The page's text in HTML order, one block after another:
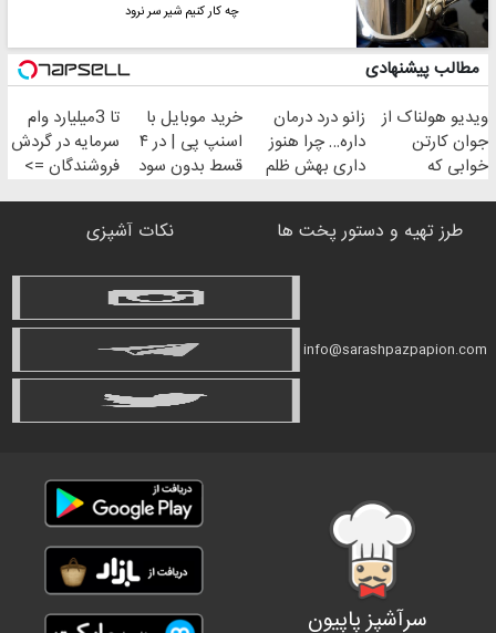
چه کار کنیم شیر سر نرود
مطالب پیشنهادی
ویدیو هولناک از
جوان کارتن
خوابی که
زانو درد درمان
داره… چرا هنوز
داری بهش ظلم
خرید موبایل با
اسنپ پی | در ۴
قسط بدون سود
تا 3میلیارد وام
سرمایه در گردش
فروشندگان =>
طرز تهیه و دستور پخت ها نکات آشپزی
info@sarashpazpapion.com
سرآشپز پاپیون